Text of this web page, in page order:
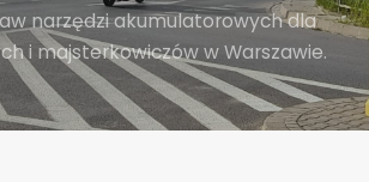
narzędzi akumulatorowych dla
i majsterkowiczów w Warszawie.